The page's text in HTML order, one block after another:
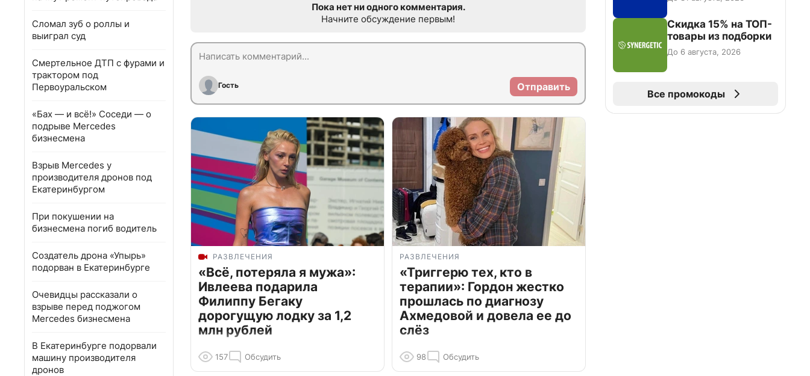
Сломал зуб о роллы и
выиграл суд
Смертельное ДТП с фурами и
трактором под
Первоуральском
«Бах — и всё!» Соседи — о
подрыве Mercedes
бизнесмена
Взрыв Mercedes у
производителя дронов под
Екатеринбургом
При покушении на
бизнесмена погиб водитель
Создатель дрона «Упырь»
подорван в Екатеринбурге
Очевидцы рассказали о
взрыве перед поджогом
Mercedes бизнесмена
В Екатеринбурге подорвали
машину производителя
дронов
Пока нет ни одного комментария.
Начните обсуждение первым!
Гость Отправить
РАЗВЛЕЧЕНИЯ
«Всё, потеряла я мужа»:
Ивлеева подарила
Филиппу Бегаку
дорогущую лодку за 1,2
млн рублей
157 Обсудить
РАЗВЛЕЧЕНИЯ
«Триггерю тех, кто в
терапии»: Гордон жестко
прошлась по диагнозу
Ахмедовой и довела ее до
слёз
98 Обсудить
Скидка 15% на ТОП-
товары из подборки
До 6 августа, 2026
Все промокоды